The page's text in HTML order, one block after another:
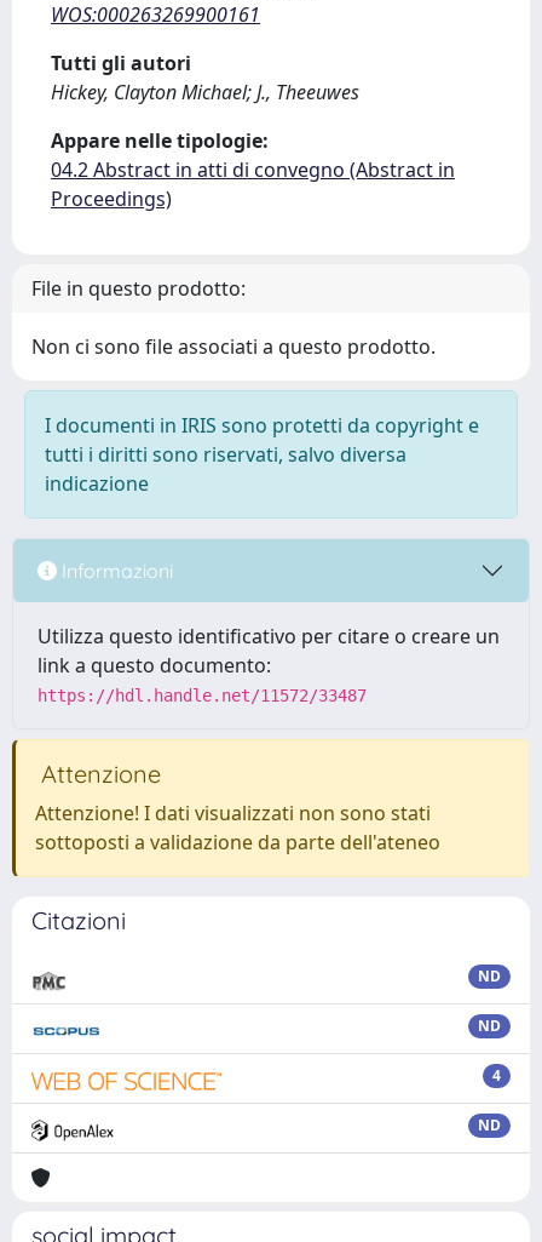
WOS:000263269900161
Tutti gli autori
Hickey, Clayton Michael; J., Theeuwes
Appare nelle tipologie:
04.2 Abstract in atti di convegno (Abstract in
Proceedings)
File in questo prodotto:
Non ci sono file associati a questo prodotto.
I documenti in IRIS sono protetti da copyright e
tutti i diritti sono riservati, salvo diversa
indicazione
Informazioni
Utilizza questo identificativo per citare o creare un
link a questo documento:
https://hdl.handle.net/11572/33487
Attenzione
Attenzione! I dati visualizzati non sono stati
sottoposti a validazione da parte dell'ateneo
Citazioni
ND
ND
4
ND
social impact